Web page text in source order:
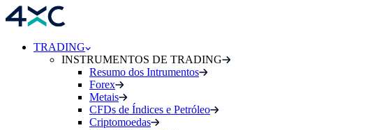
TRADING
INSTRUMENTOS DE TRADING
Resumo dos Intrumentos
Forex
Metais
CFDs de Índices e Petróleo
Criptomoedas